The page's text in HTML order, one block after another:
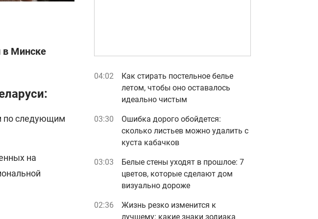
в Минске
по следующим
на
04:02
Как стирать постельное белье
летом, чтобы оно оставалось
идеально чистым
03:30
Ошибка дорого обойдется:
сколько листьев можно удалить с
куста кабачков
03:03
Белые стены уходят в прошлое: 7
цветов, которые сделают дом
визуально дороже
02:36
Жизнь резко изменится к
лучшему: какие знаки зодиака